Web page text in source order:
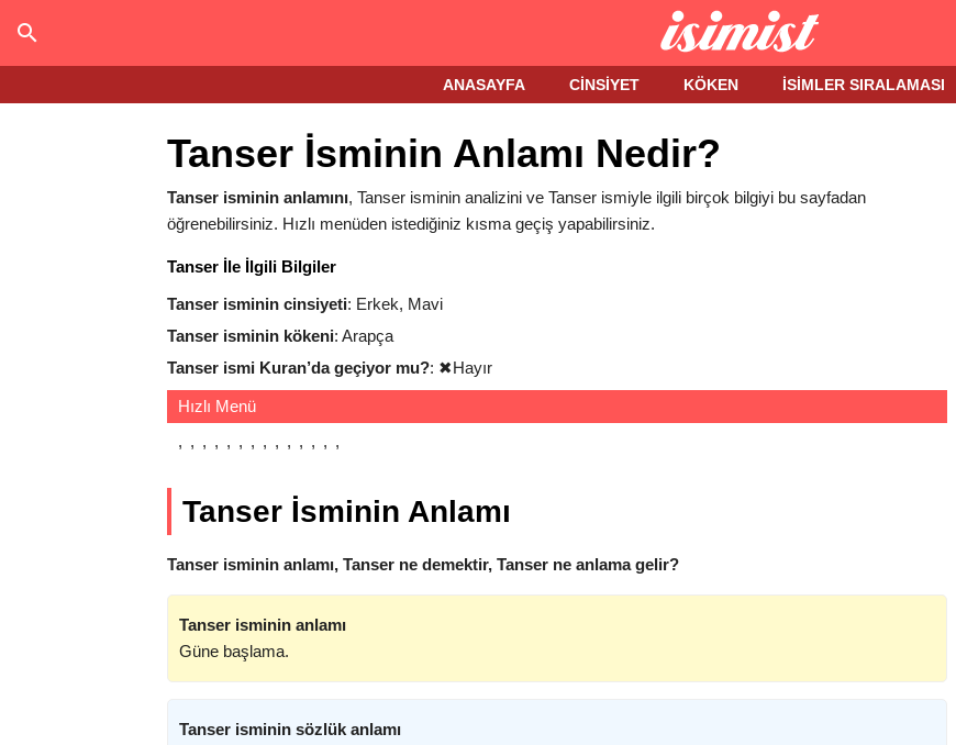
ANASAYFA CINSIYET KÖKEN İSIMLER SIRALAMASI
Tanser İsminin Anlamı Nedir?
Tanser isminin anlamını, Tanser isminin analizini ve Tanser ismiyle ilgili birçok bilgiyi bu sayfadan
öğrenebilirsiniz. Hızlı menüden istediğiniz kısma geçiş yapabilirsiniz.
Tanser İle İlgili Bilgiler
Tanser isminin cinsiyeti: Erkek, Mavi
Tanser isminin kökeni: Arapça
Tanser ismi Kuran’da geçiyor mu?: ✖Hayır
Hızlı Menü
Tanser İsminin Anlamı
Tanser isminin anlamı, Tanser ne demektir, Tanser ne anlama gelir?
Tanser isminin anlamı
Güne başlama.
Tanser isminin sözlük anlamı